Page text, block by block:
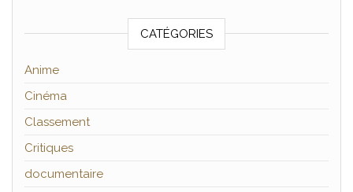
CATÉGORIES
Anime
Cinéma
Classement
Critiques
documentaire